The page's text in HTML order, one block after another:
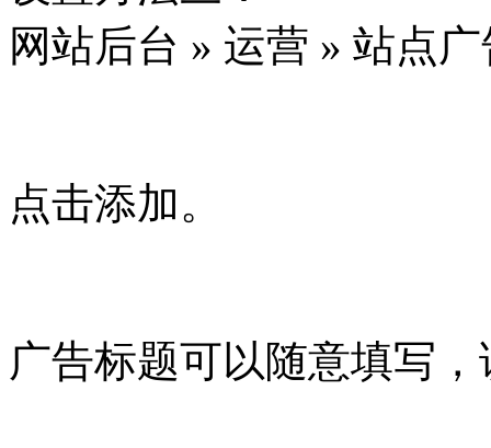
网站后台 » 运营 » 站点
点击添加。
广告标题可以随意填写